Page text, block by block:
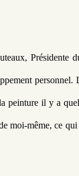
Présidente
personnel.
peinture il y a
moi-même, ce